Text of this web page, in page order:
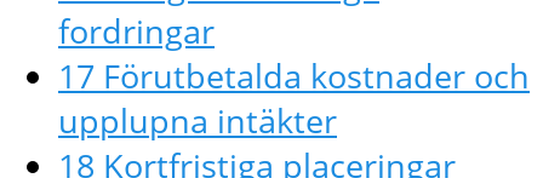
fordringar
17 Förutbetalda kostnader och
upplupna intäkter
18 Kortfristiga placeringar